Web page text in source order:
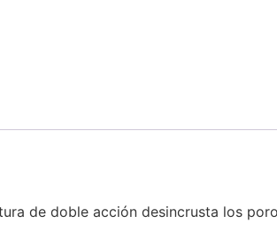
de doble acción desincrusta los